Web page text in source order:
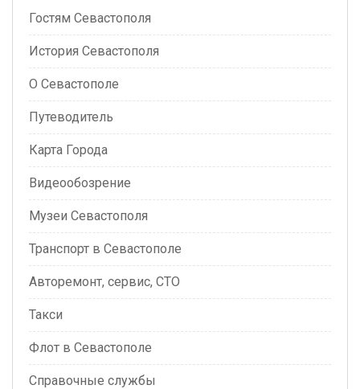
Гостям Севастополя
История Севастополя
О Севастополе
Путеводитель
Карта Города
Видеообозрение
Музеи Севастополя
Транспорт в Севастополе
Авторемонт, сервис, СТО
Такси
Флот в Севастополе
Справочные службы